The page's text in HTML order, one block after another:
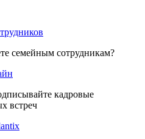
семейным сотрудникам?
кадровые
встреч